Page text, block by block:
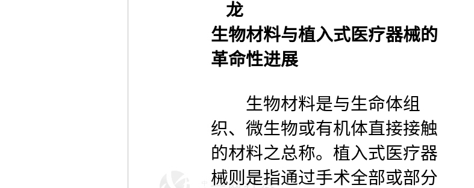
龙
生物材料与植入式医疗器械的
革命性进展
生物材料是与生命体组
织、微生物或有机体直接接触
的材料之总称。植入式医疗器
械则是指通过手术全部或部分